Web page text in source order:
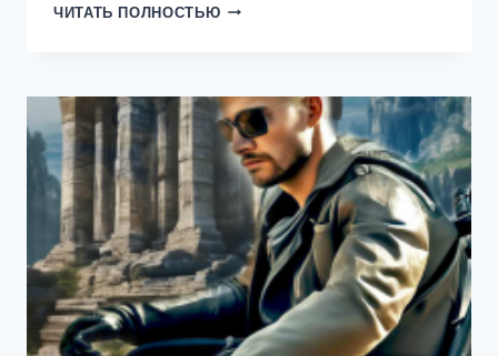
ЧИТАТЬ ПОЛНОСТЬЮ КОРОЛЕВСКАЯ
ДВОРЕ.